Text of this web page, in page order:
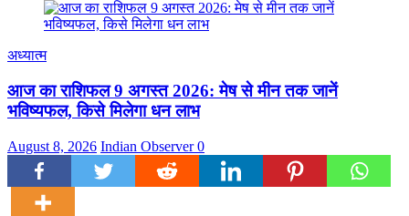
अध्यात्म
आज का राशिफल 9 अगस्त 2026: मेष से मीन तक जानें
भविष्यफल, किसे मिलेगा धन लाभ
August 8, 2026 Indian Observer0